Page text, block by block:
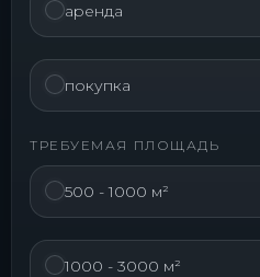
аренда
покупка
ТРЕБУЕМАЯ ПЛОЩАДЬ
500 - 1000 м²
1000 - 3000 м²